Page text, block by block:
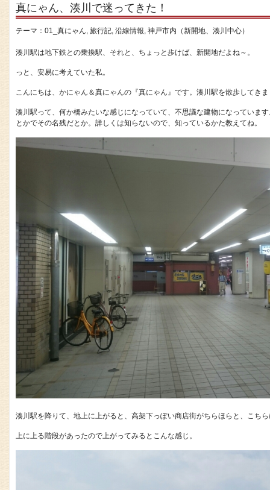
真にゃん、湊川で迷ってきた！
テーマ： 01_真にゃん, 旅行記, 沿線情報, 神戸市内（新開地、湊川中心）
湊川駅は地下鉄との乗換駅、それと、ちょっと歩けば、新開地だよね～。
っと、安易に考えていた私。
こんにちは、かにゃん＆真にゃんの『真にゃん』です。湊川駅を散歩してき
湊川駅って、何か橋みたいな感じになっていて、不思議な建物になっていま
とかでその名残だとか。詳しくは知らないので、知っているかた教えてね。
湊川駅を降りて、地上に上がると、高架下っぽい商店街がちらほらと、こち
上に上る階段があったので上がってみるとこんな感じ。